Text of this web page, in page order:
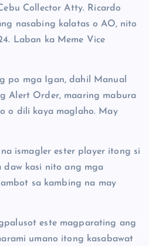
Collector Atty. Ricardo
nasabing kalatas o AO, nito
Laban ka Meme Vice
po mga Igan, dahil Manual
Alert Order, maaring mabura
o dili kaya maglaho. May
ismagler ester player itong si
daw kasi nito ang mga
sa kambing na may
este magparating ang
umano itong kasabawat